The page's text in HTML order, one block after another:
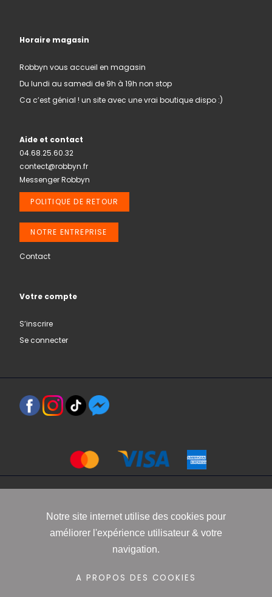
Horaire magasin
Robbyn vous accueil en magasin
Du lundi au samedi de 9h à 19h non stop
Ca c’est génial ! un site avec une vrai boutique dispo :)
Aide et contact
04.68.25.60.32
contect@robbyn.fr
Messenger Robbyn
POLITIQUE DE RETOUR
NOTRE ENTREPRISE
Contact
Votre compte
S’inscrire
Se connecter
Conditions générales de vente
confidentialité
Notre site internet utilise des cookies pour
améliorer l'expérience utilisateur & votre
navigation.
A PROPOS DES COOKIES